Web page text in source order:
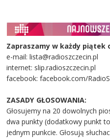
Zapraszamy w każdy piątek
e-mail: lista@radioszczecin.pl
internet: slip.radioszczecin.pl
facebook: facebook.com/
ZASADY GŁOSOWANIA:
Głosujemy na 20 dowolnych
dwa punkty (dodatkowy punkt
jednym punkcie. Głosują